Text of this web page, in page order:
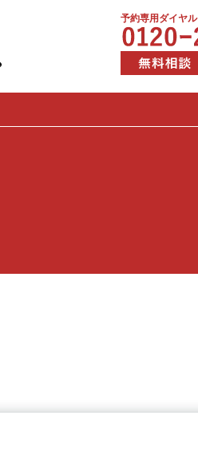
予約専用ダイヤル